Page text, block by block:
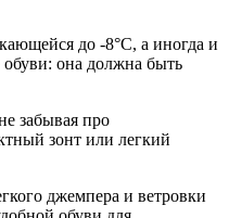
до -8°C, а иногда и
обуви: она должна быть
забывая про
зонт или легкий
джемпера и ветровки